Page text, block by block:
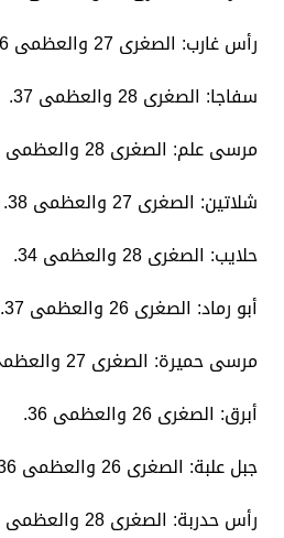
​رأس غارب: الصغرى 27 والعظمى 36.
​سفاجا: الصغرى 28 والعظمى 37.
​مرسى علم: الصغرى 28 والعظمى 37.
​شلاتين: الصغرى 27 والعظمى 38.
​حلايب: الصغرى 28 والعظمى 34.
​أبو رماد: الصغرى 26 والعظمى 37.
​مرسى حميرة: الصغرى 27 والعظمى 38.
​أبرق: الصغرى 26 والعظمى 36.
​جبل علبة: الصغرى 26 والعظمى 36.
​رأس حدربة: الصغرى 28 والعظمى 34.